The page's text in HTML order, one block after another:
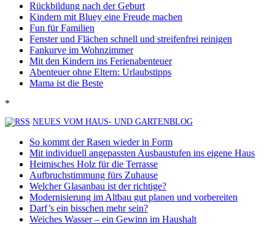
Rückbildung nach der Geburt
Kindern mit Bluey eine Freude machen
Fun für Familien
Fenster und Flächen schnell und streifenfrei reinigen
Fankurve im Wohnzimmer
Mit den Kindern ins Ferienabenteuer
Abenteuer ohne Eltern: Urlaubstipps
Mama ist die Beste
*
NEUES VOM HAUS- UND GARTENBLOG
So kommt der Rasen wieder in Form
Mit individuell angepassten Ausbaustufen ins eigene Haus
Heimisches Holz für die Terrasse
Aufbruchstimmung fürs Zuhause
Welcher Glasanbau ist der richtige?
Modernisierung im Altbau gut planen und vorbereiten
Darf’s ein bisschen mehr sein?
Weiches Wasser – ein Gewinn im Haushalt